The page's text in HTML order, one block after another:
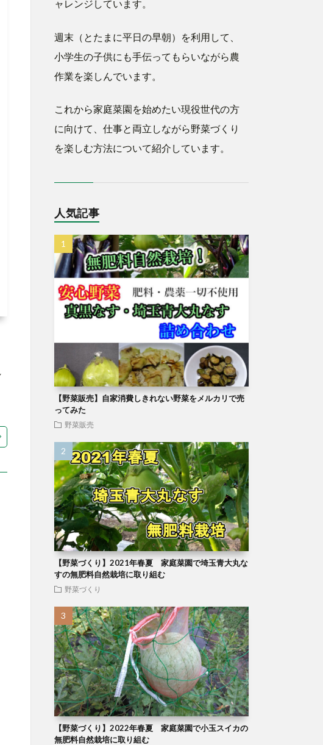
ャレンジしています。
週末（とたまに平日の早朝）を利用して、
小学生の子供にも手伝ってもらいながら農
作業を楽しんでいます。
これから家庭菜園を始めたい現役世代の方
に向けて、仕事と両立しながら野菜づくり
を楽しむ方法について紹介しています。
人気記事
【野菜販売】自家消費しきれない野菜をメルカリで売
ってみた
野菜販売
【野菜づくり】2021年春夏 家庭菜園で埼玉青大丸な
すの無肥料自然栽培に取り組む
野菜づくり
【野菜づくり】2022年春夏 家庭菜園で小玉スイカの
無肥料自然栽培に取り組む